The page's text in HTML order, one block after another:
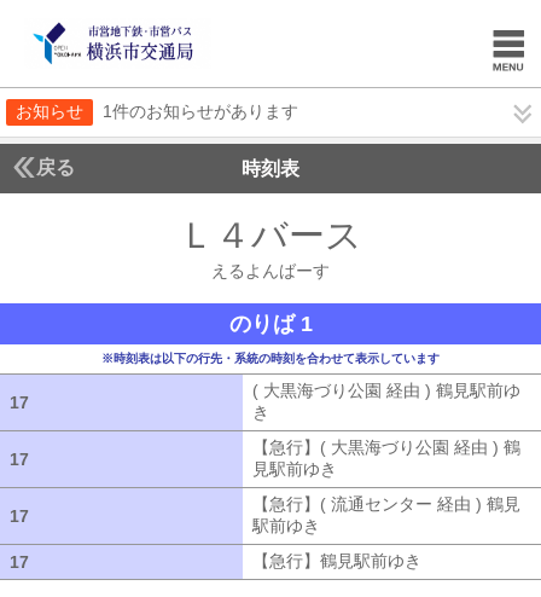
お知らせ 1件のお知らせがあります
戻る 時刻表
Ｌ４バース
えるよんばーす
のりば 1
※時刻表は以下の行先・系統の時刻を合わせて表示しています
17
( 大黒海づり公園 経由 ) 鶴見駅前ゆ
き
17
【急行】( 大黒海づり公園 経由 ) 鶴
見駅前ゆき
17
【急行】( 流通センター 経由 ) 鶴見
駅前ゆき
17
【急行】鶴見駅前ゆき